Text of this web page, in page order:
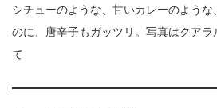
シチューのような、甘いカレーのよう
のに、唐辛子もガッツリ。写真はクアラ
て